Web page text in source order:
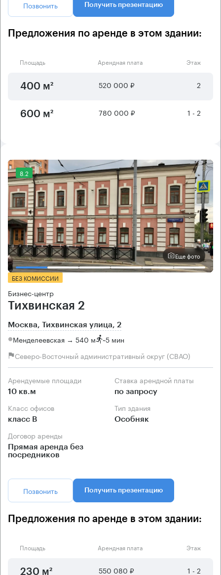
Позвонить Получить презентацию
Предложения по аренде в этом здании:
Площадь Арендная плата Этаж
400 м² 520 000 ₽ 2
600 м² 780 000 ₽ 1 - 2
8.2
Еще фото
БЕЗ КОМИССИИ
Бизнес-центр
Тихвинская 2
Москва, Тихвинская улица, 2
Менделеевская → 540 м ~5 мин
Северо-Восточный административный округ (СВАО)
Арендуемые площади
10 кв.м
Ставка арендной платы
по запросу
Класс офисов
класс B
Тип здания
Особняк
Договор аренды
Прямая аренда без
посредников
Позвонить Получить презентацию
Предложения по аренде в этом здании:
Площадь Арендная плата Этаж
230 м² 550 080 ₽ 1 - 2